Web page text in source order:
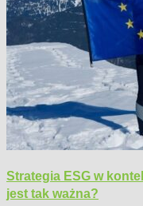
Strategia ESG w
jest tak ważna?